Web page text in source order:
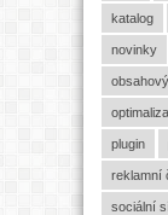
katalog
novinky
plugin
reklamní
sociální